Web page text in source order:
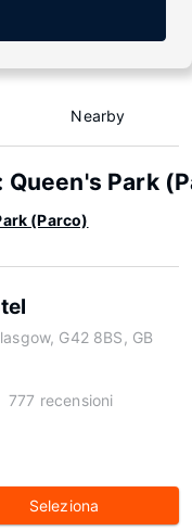
Nearby
Park
(Parco)
G42 8BS, GB
777 recensioni
Seleziona